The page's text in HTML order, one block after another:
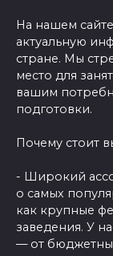
На нашем
актуальную
стране. Мы
место для
вашим
подготовки.
Почему стоит
- Широкий
о самых
как крупные
заведения. У
— от